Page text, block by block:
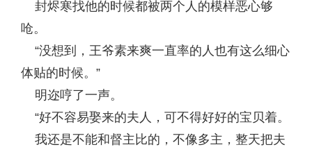
封烬寒找他的时候都被两个人的模样恶心够
呛。
“没想到，王爷素来爽一直率的人也有这么细心
体贴的时候。”
明迩哼了一声。
“好不容易娶来的夫人，可不得好好的宝贝着。
我还是不能和督主比的，不像多主，整天把夫